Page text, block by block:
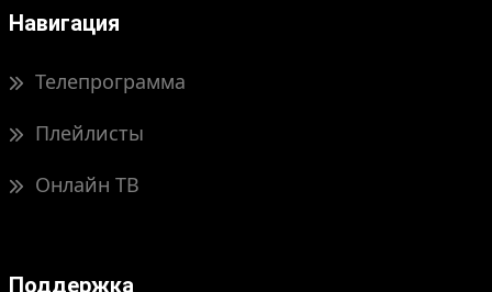
Навигация
Телепрограмма
Плейлисты
Онлайн ТВ
Поддержка